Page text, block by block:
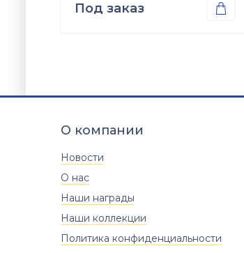
Под заказ 
О компании
Новости
О нас
Наши награды
Наши коллекции
Политика конфиденциальности